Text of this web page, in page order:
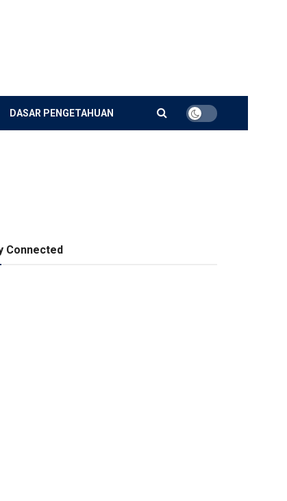
DASAR PENGETAHUAN
Connected